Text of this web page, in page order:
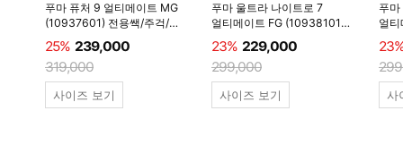
푸마 퓨처 9 얼티메이트 MG
(10937601) 전용쌕/주걱/
양말 #
25% 239,000
319,000
사이즈 보기
푸마 울트라 나이트로 7
얼티메이트 FG (10938101)
전용쌕/주걱/양말 #
23% 229,000
299,000
사이즈 보기
푸
얼
전
사